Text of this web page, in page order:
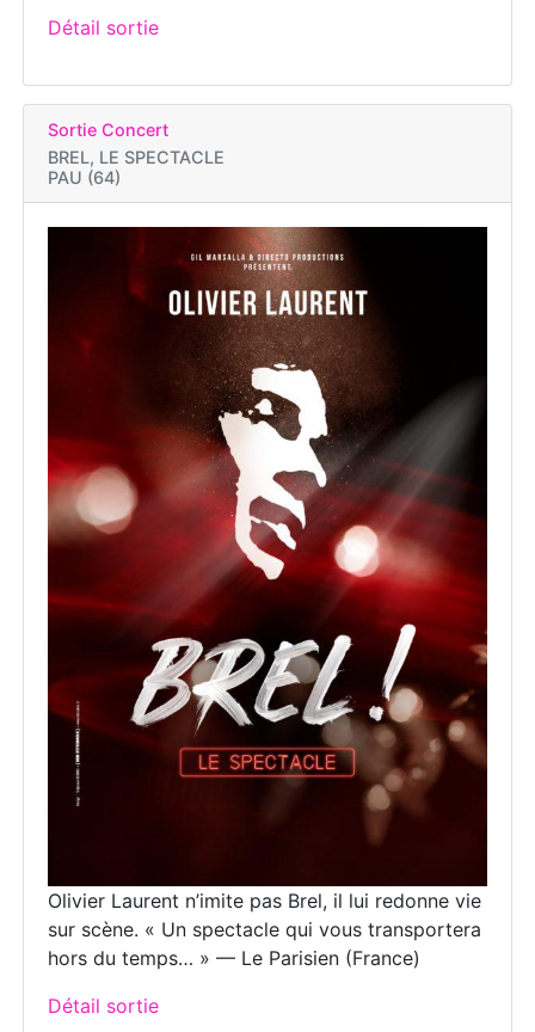
Détail sortie
Sortie Concert
BREL, LE SPECTACLE
PAU (64)
Olivier Laurent n’imite pas Brel, il lui redonne vie
sur scène. « Un spectacle qui vous transportera
hors du temps… » — Le Parisien (France)
Détail sortie